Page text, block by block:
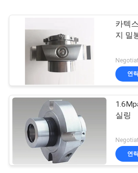
카텍
지 밀
연
실링
연